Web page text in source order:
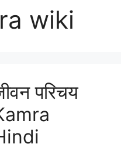
wiki
परिचय